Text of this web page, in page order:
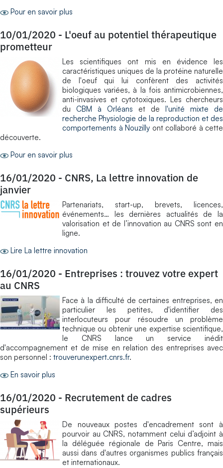
Pour en savoir plus
10/01/2020 - L'oeuf au potentiel thérapeutique
prometteur
Les scientifiques ont mis en évidence les
caractéristiques uniques de la protéine naturelle
de l'oeuf qui lui confèrent des activités
biologiques variées, à la fois antimicrobiennes,
anti-invasives et cytotoxiques. Les chercheurs
du CBM à Orléans et de
l'unité mixte de
recherche Physiologie de la reproduction et des
comportements à Nouzilly ont collaboré à cette
découverte.
Pour en savoir plus
16/01/2020 - CNRS, La lettre innovation de
janvier
Partenariats, start-up, brevets, licences,
événements… les dernières actualités de la
valorisation et de l’innovation au CNRS sont en
ligne.
Lire La lettre innovation
16/01/2020 - Entreprises : trouvez votre expert
au CNRS
Face à la difficulté de certaines entreprises, en
particulier les petites, d'identifier des
interlocuteurs pour résoudre un problème
technique ou obtenir une expertise scientifique,
le CNRS lance un service inédit
d'accompagnement et de mise en relation des entreprises avec
son personnel : trouverunexpert.cnrs.fr.
En savoir plus
16/01/2020 - Recrutement de cadres
supérieurs
De nouveaux postes d'encadrement sont à
pourvoir au CNRS, notamment celui d’adjoint à
la déléguée régionale de Paris Centre, mais
aussi dans d'autres organismes publics français
et internationaux.